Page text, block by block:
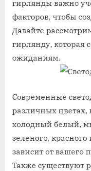
гирлянды важно
факторов, чтобы
Давайте
гирлянду, которая
ожиданиям.
Современные
различных
холодный белый,
зеленого,
зависит от вашего
Также существуют